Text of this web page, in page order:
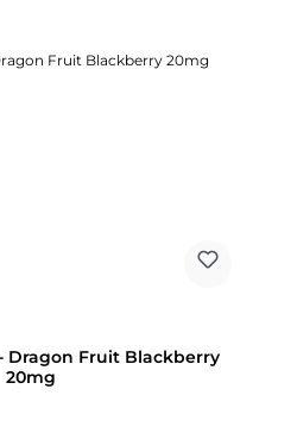
Dragon Fruit Blackberry
20mg